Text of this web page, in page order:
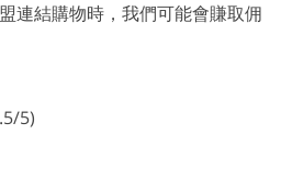
連結購物時，我們可能會賺取佣
5)